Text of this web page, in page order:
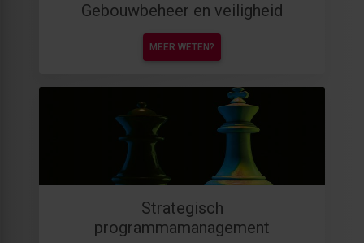
Gebouwbeheer en veiligheid
MEER WETEN?
Strategisch
programmamanagement